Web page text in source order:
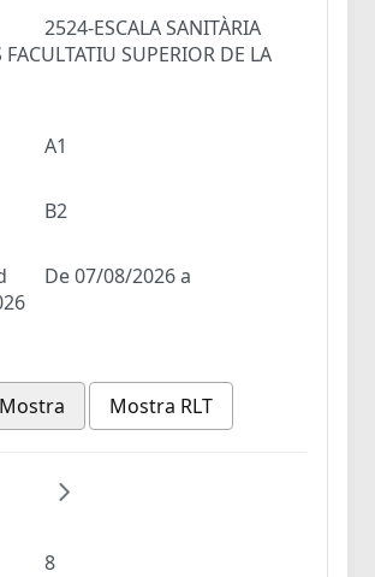
2524-ESCALA SANITÀRIA
FACULTATIU SUPERIOR DE LA
A1
B2
De 07/08/2026 a
Mostra
Mostra RLT
8